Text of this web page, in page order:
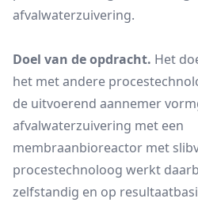
afvalwaterzuivering.
Doel van de opdracht. Het
het met andere
de uitvoerend aannemer
afvalwaterzuivering met een
membraanbioreactor met
procestechnoloog werkt
zelfstandig en op